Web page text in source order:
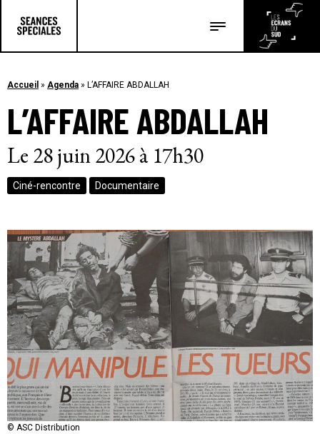
Les articles
Accueil » Agenda » L’AFFAIRE ABDALLAH
L’AFFAIRE ABDALLAH
Le 28 juin 2026 à 17h30
Ciné-rencontre Documentaire
© ASC Distribution